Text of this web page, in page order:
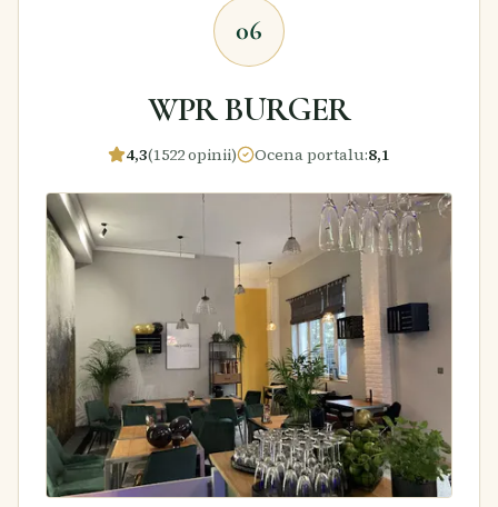
06
WPR BURGER
4,3(1522 opinii) Ocena portalu:8,1